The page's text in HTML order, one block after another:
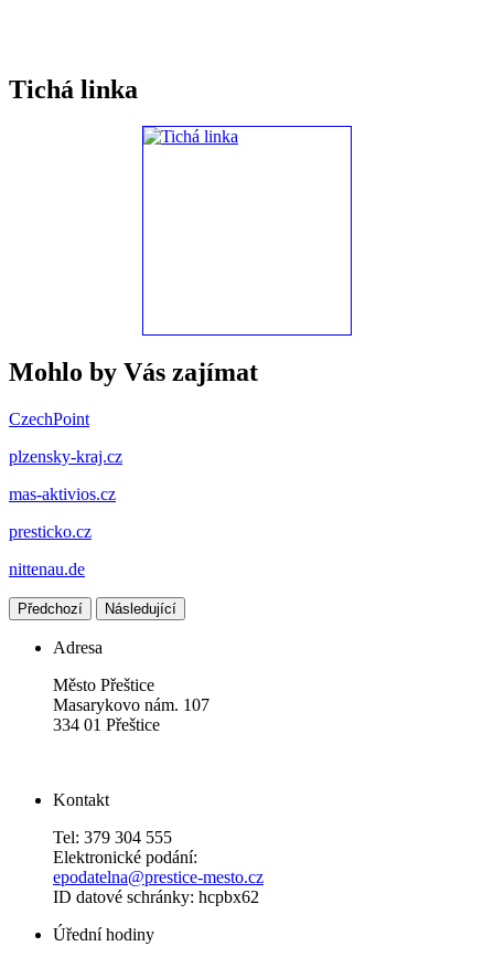
Tichá linka
Mohlo by Vás zajímat
CzechPoint
plzensky-kraj.cz
mas-aktivios.cz
presticko.cz
nittenau.de
Předchozí Následující
Adresa
Město Přeštice
Masarykovo nám. 107
334 01 Přeštice
Kontakt
Tel: 379 304 555
Elektronické podání:
epodatelna@prestice-mesto.cz
ID datové schránky: hcpbx62
Úřední hodiny